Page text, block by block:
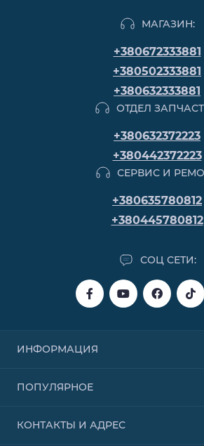
МАГАЗИН:
+380672333881
+380502333881
+380632333881
ОТДЕЛ
+380632372223
+380442372223
СЕРВИС И
+380635780812
+380445780812
СОЦ СЕТИ:
ИНФОРМАЦИЯ
Покупка в рассрочку
Договор публичной оферты
ПОПУЛЯРНОЕ
Надувные лодки
КОНТАКТЫ И АДРЕС